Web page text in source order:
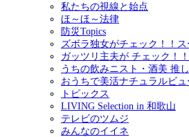
私たちの視線と始点
ほ～ほ～法律
防災Topics
ズボラ独女がチェック！！
ガッツリ主夫が チェック！
うちの飲みニスト・酒美 推
おうちで美活ナチュラルビ
トピックス
LIVING Selection in 和歌山
テレビのツムジ
みんなのイイネ